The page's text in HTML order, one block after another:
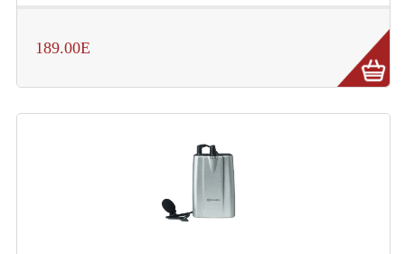
Lecteurs Cd À Plats
Lecteurs Cd À Plats Lecteur MP3
Lecteurs Double Cd Mixage Intégrée
189.00E